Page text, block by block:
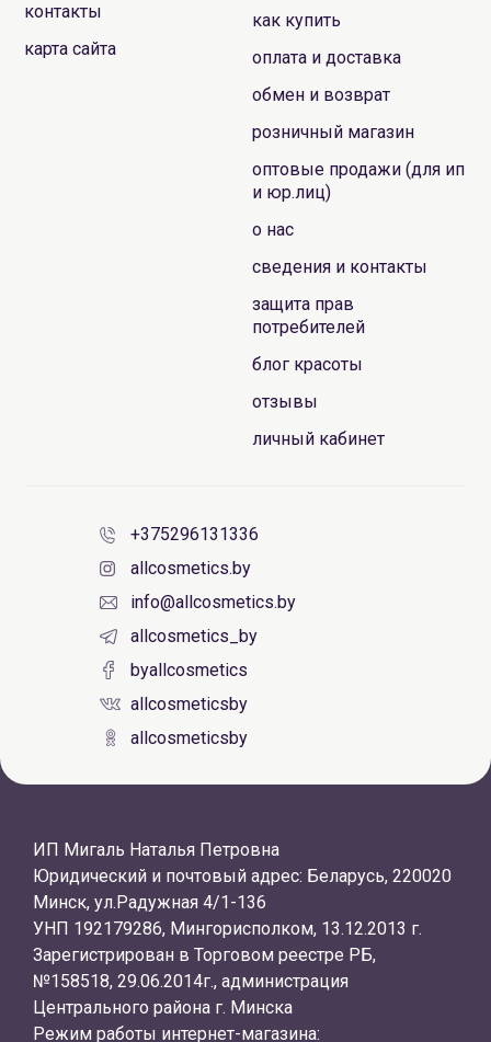
контакты
карта сайта
как купить
оплата и доставка
обмен и возврат
розничный магазин
оптовые продажи (для ип
и юр.лиц)
о нас
сведения и контакты
защита прав
потребителей
блог красоты
отзывы
личный кабинет
+375296131336
allcosmetics.by
info@allcosmetics.by
allcosmetics_by
byallcosmetics
allcosmeticsby
allcosmeticsby
ИП Мигаль Наталья Петровна
Юридический и почтовый адрес: Беларусь, 220020
Минск, ул.Радужная 4/1-136
УНП 192179286, Мингорисполком, 13.12.2013 г.
Зарегистрирован в Торговом реестре РБ,
№158518, 29.06.2014г., администрация
Центрального района г. Минска
Режим работы интернет-магазина: